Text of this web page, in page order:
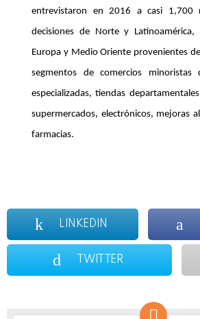
entrevistaron en 2016 a casi 1,700
decisiones de Norte y Latinoamérica,
Europa y Medio Oriente provenientes
segmentos de comercios minoristas
especializadas, tiendas
supermercados, electrónicos, mejoras
farmacias.
LINKEDIN
TWITTER